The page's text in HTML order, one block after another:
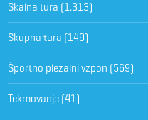
Skalna tura (1.313)
Skupna tura (149)
Športno plezalni vzpon (569)
Tekmovanje(41)